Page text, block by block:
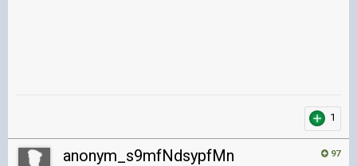
1
97
anonym_s9mfNdsypfMn